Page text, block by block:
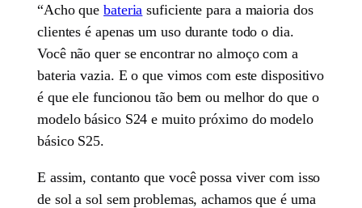
“Acho quebateria suficiente para a maioria dos
clientes é apenas um uso durante todo o dia.
Você não quer se encontrar no almoço com a
bateria vazia. E o que vimos com este dispositivo
é que ele funcionou tão bem ou melhor do que o
modelo básico S24 e muito próximo do modelo
básico S25.
E assim, contanto que você possa viver com isso
de sol a sol sem problemas, achamos que é uma